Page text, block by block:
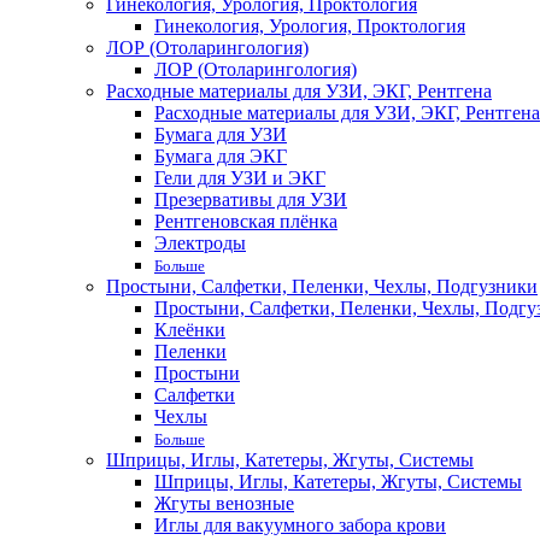
Гинекология, Урология, Проктология
Гинекология, Урология, Проктология
ЛОР (Отоларингология)
ЛОР (Отоларингология)
Расходные материалы для УЗИ, ЭКГ, Рентгена
Расходные материалы для УЗИ, ЭКГ, Рентгена
Бумага для УЗИ
Бумага для ЭКГ
Гели для УЗИ и ЭКГ
Презервативы для УЗИ
Рентгеновская плёнка
Электроды
Больше
Простыни, Салфетки, Пеленки, Чехлы, Подгузники
Простыни, Салфетки, Пеленки, Чехлы,
Клеёнки
Пеленки
Простыни
Салфетки
Чехлы
Больше
Шприцы, Иглы, Катетеры, Жгуты, Системы
Шприцы, Иглы, Катетеры, Жгуты, Системы
Жгуты венозные
Иглы для вакуумного забора крови